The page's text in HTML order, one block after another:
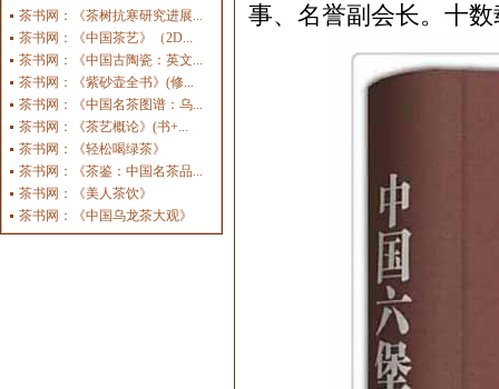
茶书网：《茶树抗寒研究进展...
茶书网：《中国茶艺》（2D...
茶书网：《中国古陶瓷：英文...
茶书网：《紫砂壶全书》(修...
茶书网：《中国名茶图谱：乌...
茶书网：《茶艺概论》(书+...
茶书网：《轻松喝绿茶》
茶书网：《茶鉴：中国名茶品...
茶书网：《美人茶饮》
茶书网：《中国乌龙茶大观》
事、名誉副会长。十